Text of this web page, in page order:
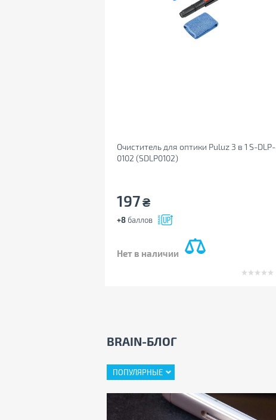
Очиститель для оптики Puluz 3 в 1 S-DLP-
0102 (SDLP0102)
197₴
+8 баллов
Нет в наличии
BRAIN-БЛОГ
ПОПУЛЯРНЫЕ